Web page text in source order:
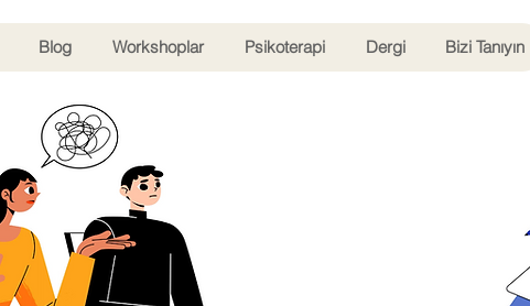
Blog Workshoplar Psikoterapi Dergi Bizi Tanıyın